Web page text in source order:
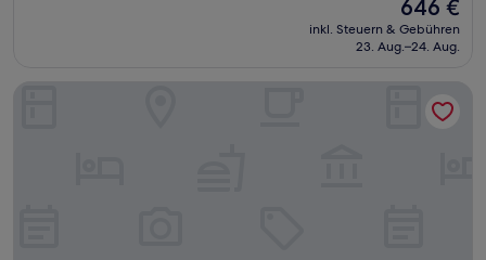
Preis
beträgt
646 €
inkl. Steuern & Gebühren
23. Aug.–24. Aug.
Big Island Retreat